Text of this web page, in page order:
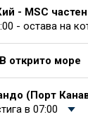
- MSC
- остава на
В открито море
(Порт
в 07:00